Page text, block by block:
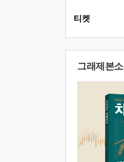
티켓
그래제본소